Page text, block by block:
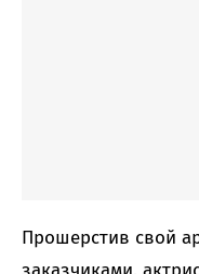
Прошерстив свой